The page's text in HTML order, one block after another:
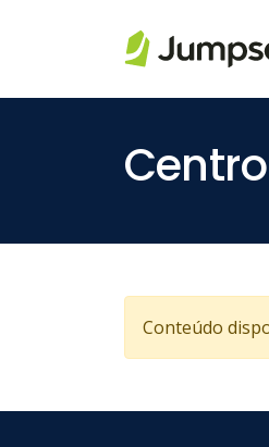
Saltar para o conteúdo principal
Conteúdo